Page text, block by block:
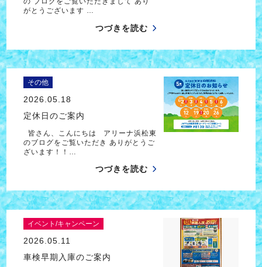
がとうございます …
つづきを読む
その他
2026.05.18
定休日のご案内
皆さん、こんにちは アリーナ浜松東
のブログをご覧いただき ありがとうご
ざいます！！…
つづきを読む
イベント/キャンペーン
2026.05.11
車検早期入庫のご案内